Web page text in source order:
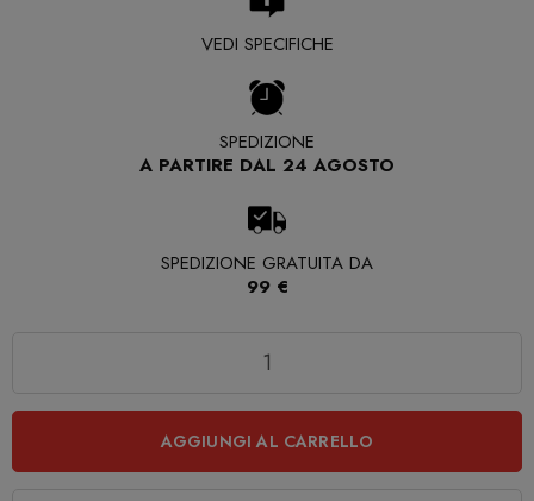
VEDI SPECIFICHE
SPEDIZIONE
A PARTIRE DAL 24 AGOSTO
SPEDIZIONE GRATUITA DA
99 €
AGGIUNGI AL CARRELLO